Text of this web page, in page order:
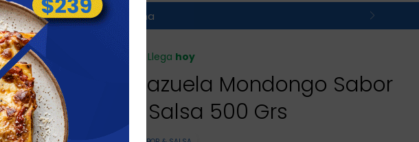
Variar según su zona
Llega hoy
Cazuela Mondongo Sabor
Y Salsa 500 Grs